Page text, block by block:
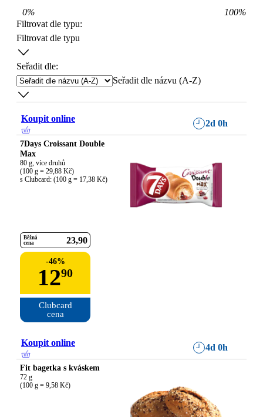
0% 100%
Filtrovat dle typu:
Filtrovat dle typu
Seřadit dle:
Seřadit dle názvu (A-Z)
Koupit online 2d 0h
7Days Croissant Double
Max
80 g, více druhů
(100 g = 29,88 Kč)
s Clubcard: (100 g = 17,38 Kč)
Běžná
cena
23 90
-46%
1290
Clubcard
cena
Koupit online 4d 0h
Fit bagetka s kváskem
72 g
(100 g = 9,58 Kč)